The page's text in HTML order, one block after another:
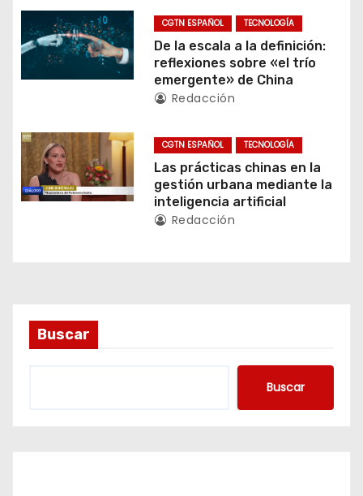
n
d
e
n
t
a
s
CGTN ESPAÑOL TECNOLOGÍA
De la escala a la definición:
reflexiones sobre «el trío
emergente» de China
Redacción
CGTN ESPAÑOL TECNOLOGÍA
Las prácticas chinas en la
gestión urbana mediante la
inteligencia artificial
Redacción
Buscar
Buscar